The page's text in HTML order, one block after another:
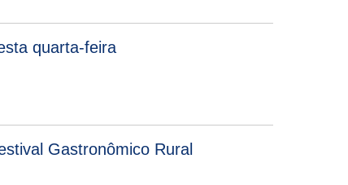
quarta-feira
Gastronômico Rural